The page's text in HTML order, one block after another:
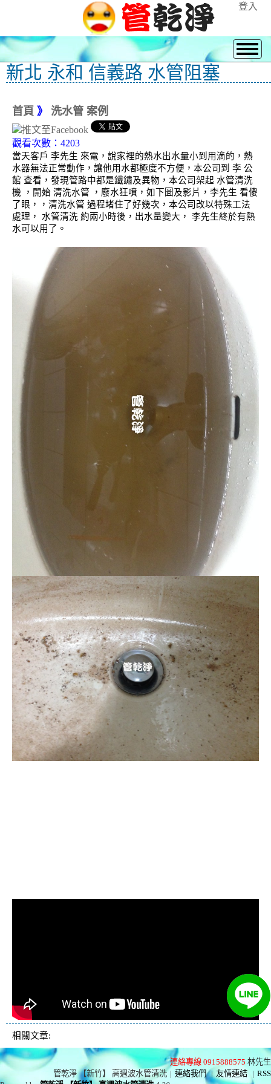
登入
新北 永和 信義路 水管阻塞
首頁 》 洗水管 案例
觀看次數：4203
當天客戶 李先生 來電，說家裡的熱水出水量小到用滴的，熱
水器無法正常動作，讓他用水都極度不方便，本公司到 李 公
館 查看，發現管路中都是鐵鏽及異物，本公司架起 水管清洗
機 ，開始 清洗水管 ，廢水狂噴，如下圖及影片，李先生 看傻
了眼，，清洗水管 過程堵住了好幾次，本公司改以特殊工法
處理， 水管清洗 約兩小時後，出水量變大， 李先生終於有熱
水可以用了。
相關文章:
連絡專線 0915888575 林先生
管乾淨 【新竹】 高週波水管清洗 | 連絡我們 | 友情連結 | RSS